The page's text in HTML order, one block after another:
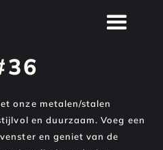
onze metalen/stalen
en duurzaam. Voeg een
en geniet van de